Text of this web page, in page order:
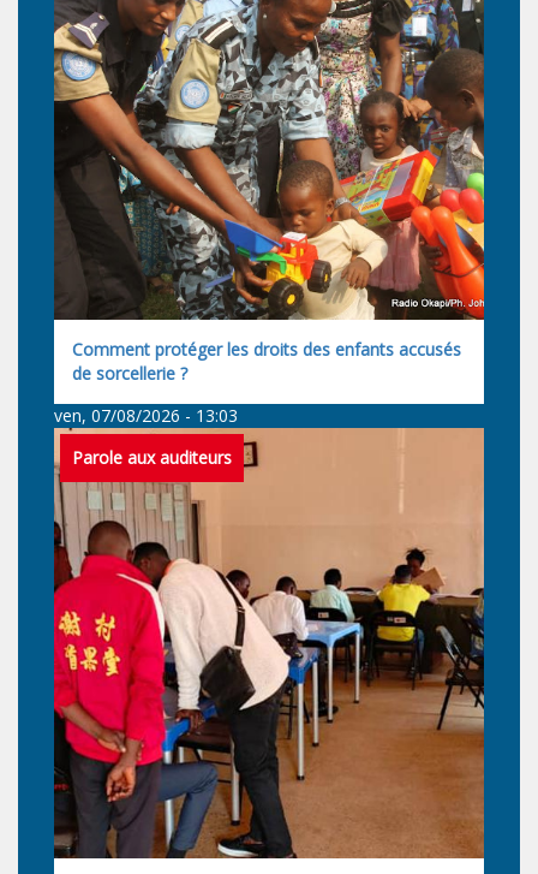
Comment protéger les droits des enfants accusés
de sorcellerie ?
ven, 07/08/2026 - 13:03
Parole aux auditeurs